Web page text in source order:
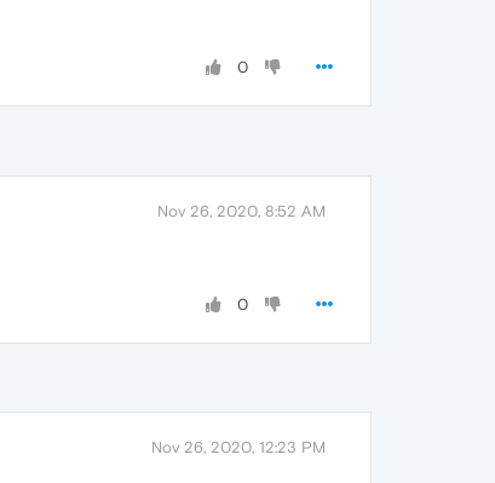
0
Nov 26, 2020, 8:52 AM
0
Nov 26, 2020, 12:23 PM